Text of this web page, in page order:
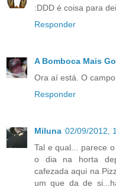
:DDD é coisa para
Responder
A Bomboca Mais
Ora aí está. O
Responder
Miluna 02/09/2012,
Tal e qual... parece
o dia na horta
cafezada aqui na
um que da de